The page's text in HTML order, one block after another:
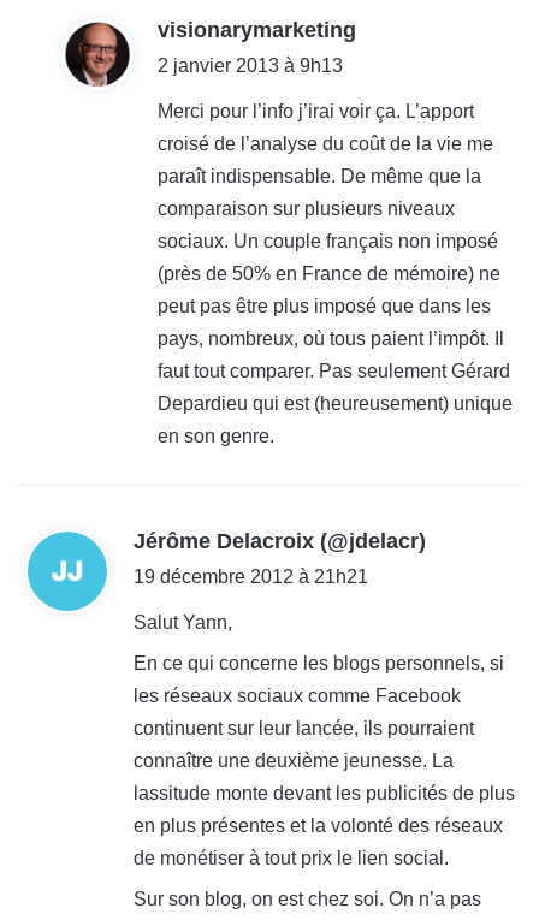
visionarymarketing
2 janvier 2013 à 9h13
Merci pour l’info j’irai voir ça. L’apport
croisé de l’analyse du coût de la vie me
paraît indispensable. De même que la
comparaison sur plusieurs niveaux
sociaux. Un couple français non imposé
(près de 50% en France de mémoire) ne
peut pas être plus imposé que dans les
pays, nombreux, où tous paient l’impôt. Il
faut tout comparer. Pas seulement Gérard
Depardieu qui est (heureusement) unique
en son genre.
Jérôme Delacroix (@jdelacr)
:
19 décembre 2012 à 21h21
Salut Yann,
En ce qui concerne les blogs personnels, si
les réseaux sociaux comme Facebook
continuent sur leur lancée, ils pourraient
connaître une deuxième jeunesse. La
lassitude monte devant les publicités de plus
en plus présentes et la volonté des réseaux
de monétiser à tout prix le lien social.
Sur son blog, on est chez soi. On n’a pas